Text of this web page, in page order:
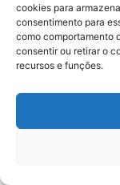
cookies para
consentimento para
como comportamento
consentir ou retirar o
recursos e funções.
Eleições
reunião